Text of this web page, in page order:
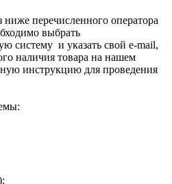
перечисленного оператора
выбрать
систему и указать свой e-mail,
наличия товара на нашем
инструкцию для проведения